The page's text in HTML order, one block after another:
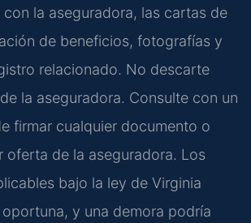
la aseguradora, las cartas de
de beneficios, fotografías y
relacionado. No descarte
la aseguradora. Consulte con un
firmar cualquier documento o
oferta de la aseguradora. Los
bajo la ley de Virginia
y una demora podría